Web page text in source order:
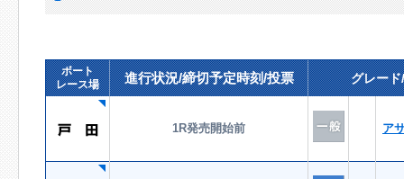
ボート
レース場
進行状況/締切予定時刻/投票 グレー
1R発売開始前 ア